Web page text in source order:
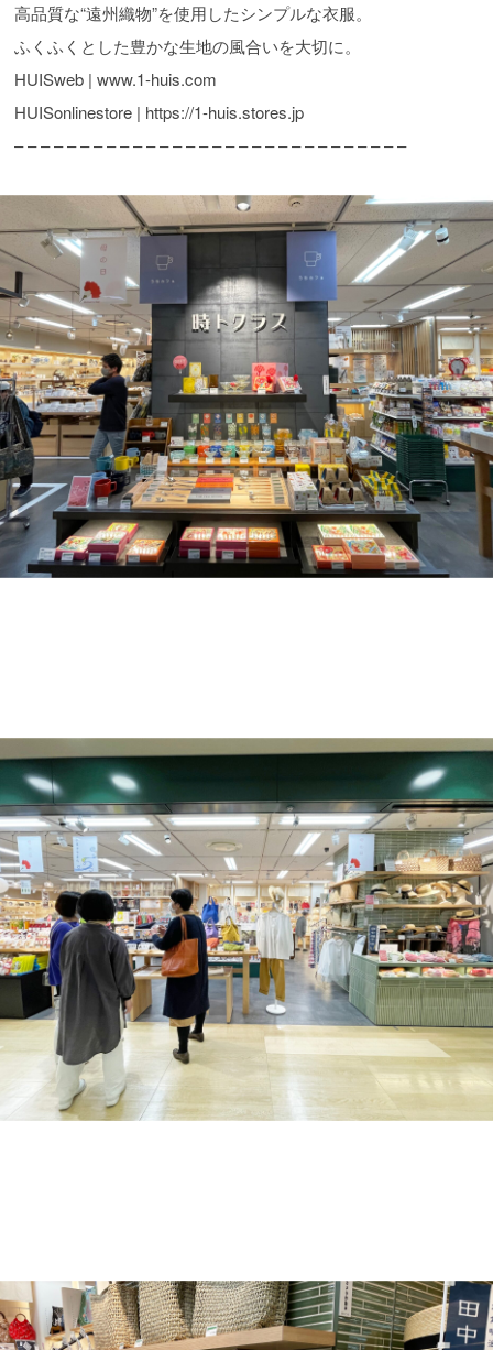
高品質な“遠州織物”を使用したシンプルな衣服。
ふくふくとした豊かな生地の風合いを大切に。
HUISweb | www.1-huis.com
HUISonlinestore | https://1-huis.stores.jp
– – – – – – – – – – – – – – – – – – – – – – – – – – – – – –